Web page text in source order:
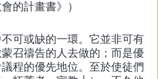
的計畫書》）
可或缺的一環。它並非可有
召禱告的人去做的；而是優
程的優先地位。至於使徒們